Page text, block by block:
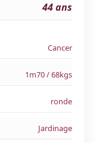
44 ans
Cancer
1m70 / 68kgs
ronde
Jardinage